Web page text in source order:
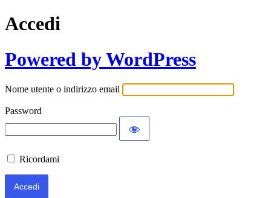
Accedi
Powered by WordPress
Nome utente o indirizzo email
Password
Ricordami